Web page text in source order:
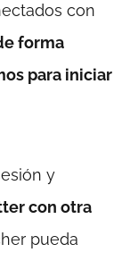
con
forma
para iniciar
y
con otra
pueda